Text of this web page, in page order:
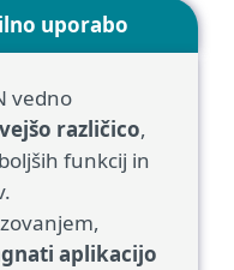
uporabo
vedno
različico,
funkcij in
aplikacijo